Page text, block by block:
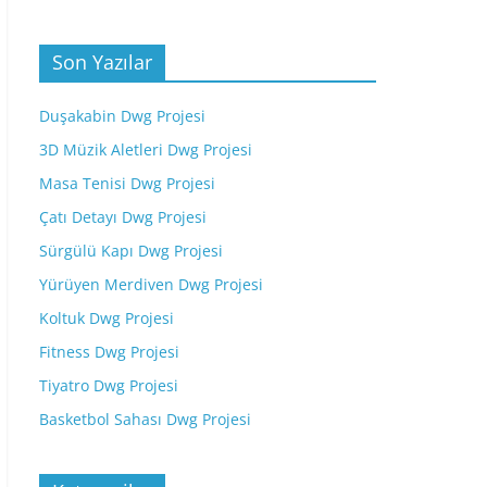
Son Yazılar
Duşakabin Dwg Projesi
3D Müzik Aletleri Dwg Projesi
Masa Tenisi Dwg Projesi
Çatı Detayı Dwg Projesi
Sürgülü Kapı Dwg Projesi
Yürüyen Merdiven Dwg Projesi
Koltuk Dwg Projesi
Fitness Dwg Projesi
Tiyatro Dwg Projesi
Basketbol Sahası Dwg Projesi